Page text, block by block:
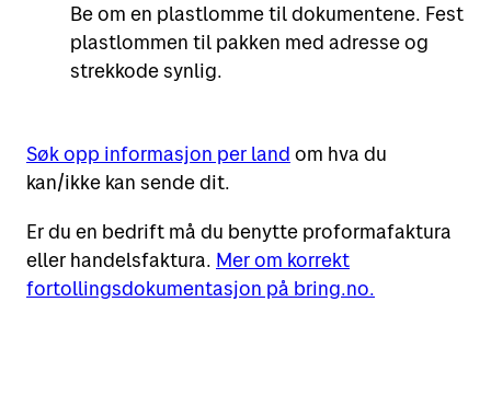
Be om en plastlomme til dokumentene. Fest
plastlommen til pakken med adresse og
strekkode synlig.
Søk opp informasjon per land om hva du
kan/ikke kan sende dit.
Er du en bedrift må du benytte proformafaktura
eller handelsfaktura. Mer om korrekt
fortollingsdokumentasjon på bring.no.